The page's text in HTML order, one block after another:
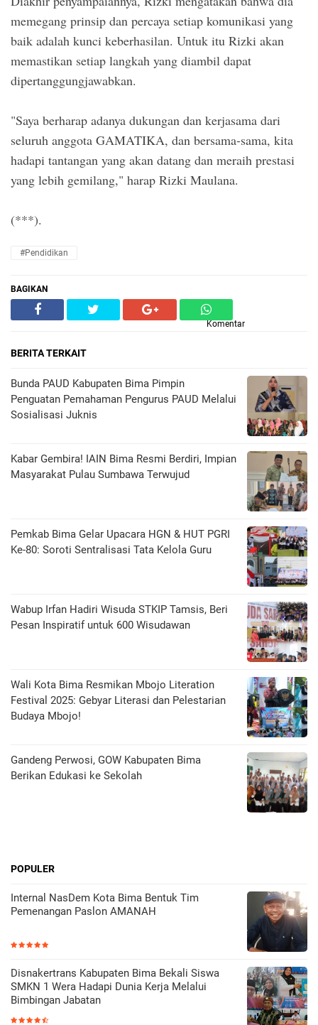
memegang prinsip dan percaya setiap komunikasi yang
baik adalah kunci keberhasilan. Untuk itu Rizki akan
memastikan setiap langkah yang diambil dapat
dipertanggungjawabkan.
"Saya berharap adanya dukungan dan kerjasama dari
seluruh anggota GAMATIKA, dan bersama-sama, kita
hadapi tantangan yang akan datang dan meraih prestasi
yang lebih gemilang," harap Rizki Maulana.
(***).
#Pendidikan
BAGIKAN
Komentar
BERITA TERKAIT
Bunda PAUD Kabupaten Bima Pimpin
Penguatan Pemahaman Pengurus PAUD Melalui
Sosialisasi Juknis
Kabar Gembira! IAIN Bima Resmi Berdiri, Impian
Masyarakat Pulau Sumbawa Terwujud
Pemkab Bima Gelar Upacara HGN & HUT PGRI
Ke-80: Soroti Sentralisasi Tata Kelola Guru
Wabup Irfan Hadiri Wisuda STKIP Tamsis, Beri
Pesan Inspiratif untuk 600 Wisudawan
Wali Kota Bima Resmikan Mbojo Literation
Festival 2025: Gebyar Literasi dan Pelestarian
Budaya Mbojo!
Gandeng Perwosi, GOW Kabupaten Bima
Berikan Edukasi ke Sekolah
POPULER
Internal NasDem Kota Bima Bentuk Tim
Pemenangan Paslon AMANAH
Disnakertrans Kabupaten Bima Bekali Siswa
SMKN 1 Wera Hadapi Dunia Kerja Melalui
Bimbingan Jabatan